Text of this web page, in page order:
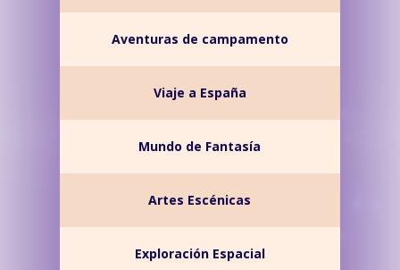
Aventuras de campamento
Viaje a España
Mundo de Fantasía
Artes Escénicas
Exploración Espacial